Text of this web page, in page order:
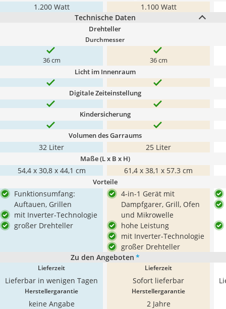
1.200 Watt
1.100 Watt
Technische Daten
Drehteller
Durchmesser
36 cm 36 cm
Licht im Innenraum
Digitale Zeiteinstellung
Kindersicherung
Volumen des Garraums
32 Liter 25 Liter
Maße (L x B x H)
54,4 x 30,8 x 44,1 cm 61,4 x 38,1 x 57.3 cm
Vorteile
Funktionsumfang:
Auftauen, Grillen
mit Inverter-Technologie
großer Drehteller
4-in-1 Gerät mit
Dampfgarer, Grill, Ofen
und Mikrowelle
hohe Leistung
mit Inverter-Technologie
großer Drehteller
Zu den Angeboten *
Lieferzeit
Lieferbar in wenigen Tagen
Lieferzeit
Sofort lieferbar
Herstellergarantie
keine Angabe
Herstellergarantie
2 Jahre